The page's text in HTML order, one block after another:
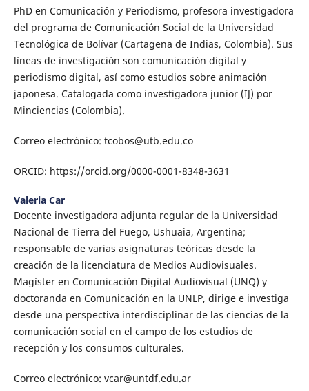
PhD en Comunicación y Periodismo, profesora investigadora
del programa de Comunicación Social de la Universidad
Tecnológica de Bolívar (Cartagena de Indias, Colombia). Sus
líneas de investigación son comunicación digital y
periodismo digital, así como estudios sobre animación
japonesa. Catalogada como investigadora junior (IJ) por
Minciencias (Colombia).
Correo electrónico: tcobos@utb.edu.co
ORCID: https://orcid.org/0000-0001-8348-3631
Valeria Car
Docente investigadora adjunta regular de la Universidad
Nacional de Tierra del Fuego, Ushuaia, Argentina;
responsable de varias asignaturas teóricas desde la
creación de la licenciatura de Medios Audiovisuales.
Magíster en Comunicación Digital Audiovisual (UNQ) y
doctoranda en Comunicación en la UNLP, dirige e investiga
desde una perspectiva interdisciplinar de las ciencias de la
comunicación social en el campo de los estudios de
recepción y los consumos culturales.
Correo electrónico: vcar@untdf.edu.ar